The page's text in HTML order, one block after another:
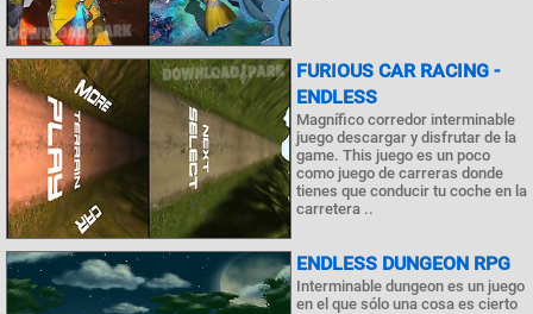
FURIOUS CAR RACING -
ENDLESS
Magnífico corredor interminable
juego descargar y disfrutar de la
game. This juego es un poco
como juego de carreras donde
tienes que conducir tu coche en la
carretera ..
ENDLESS DUNGEON RPG
Interminable dungeon es un juego
en el que sólo una cosa es cierto